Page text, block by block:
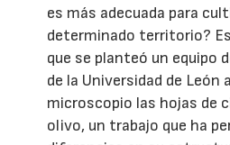
es más adecuada para
determinado territorio?
que se planteó un equipo
de la Universidad de León
microscopio las hojas de
olivo, un trabajo que ha